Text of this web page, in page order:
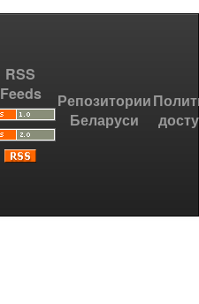
RSS
Feeds
Репозитории
Беларуси